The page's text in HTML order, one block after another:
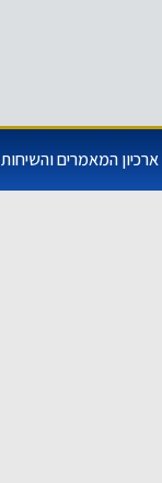
ארכיון המאמרים והשיחות